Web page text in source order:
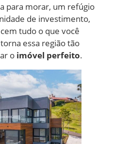
para morar, um refúgio
de investimento,
tudo o que você
essa região tão
o imóvel perfeito.